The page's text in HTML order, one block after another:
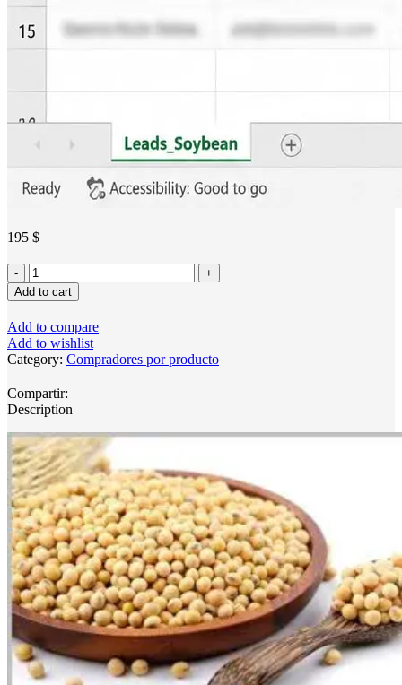
195 $
Lista
verificada
de
compradores
e
importadores
de
de
ocho
mercados
internacionales
clave
quantity
Add to cart
Add to compare
Add to wishlist
Category: Compradores por producto
Compartir:
Description